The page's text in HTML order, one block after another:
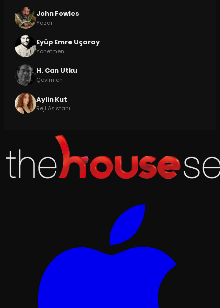
John Fowles
Yazar
Eyüp Emre Uçaray
Yönetmen
H. Can Utku
Çevirmen
Aylin Kut
Reji Asistanı